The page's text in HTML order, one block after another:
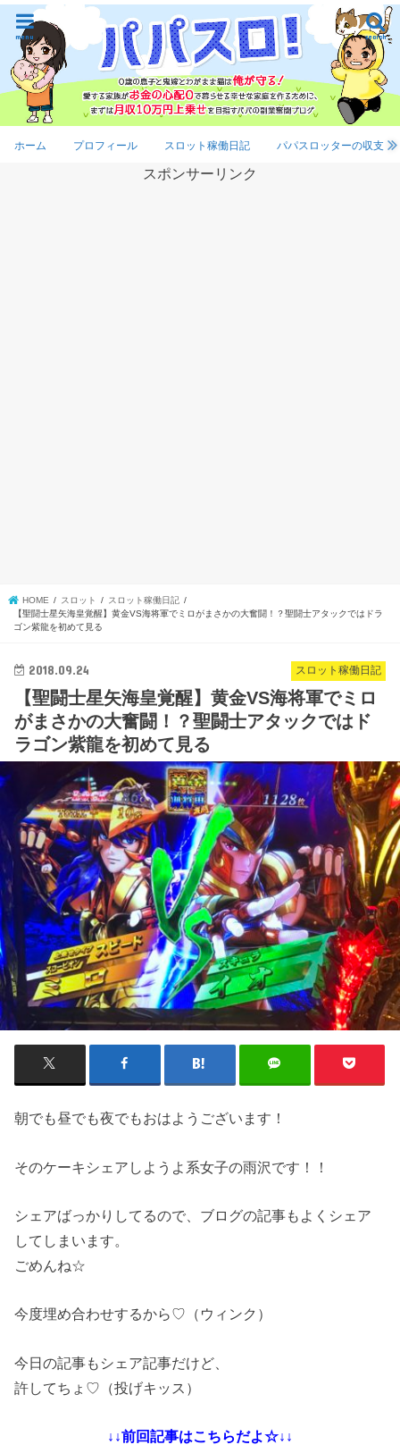
search
menu
ホーム プロフィール スロット稼働日記 パパスロッターの収支
スポンサーリンク
HOME スロット
スロット稼働日記
【聖闘士星矢海皇覚醒】黄金VS海将軍でミロがまさかの大奮闘！？聖闘士アタックではドラ
ゴン紫龍を初めて見る
スロット稼働日記
2018.09.24
【聖闘士星矢海皇覚醒】黄金VS海将軍でミロ
がまさかの大奮闘！？聖闘士アタックではド
ラゴン紫龍を初めて見る
朝でも昼でも夜でもおはようございます！
そのケーキシェアしようよ系女子の雨沢です！！
シェアばっかりしてるので、ブログの記事もよくシェア
してしまいます。
ごめんね☆
今度埋め合わせするから♡（ウィンク）
今日の記事もシェア記事だけど、
許してちょ♡（投げキッス）
↓↓前回記事はこちらだよ☆↓↓